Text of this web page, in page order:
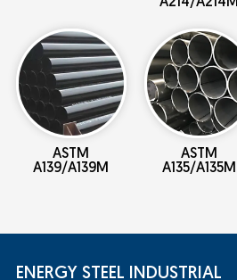
ASTM
A139/A139M
ASTM
A135/A135M
ENERGY STEEL INDUSTRIAL